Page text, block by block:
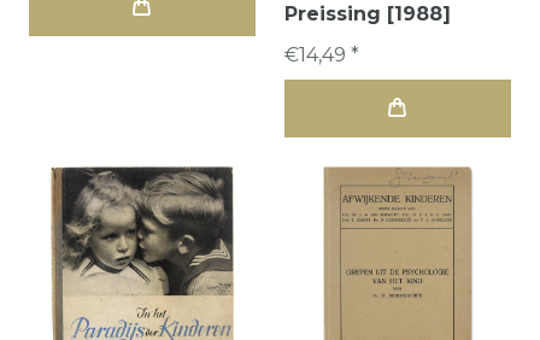
Preissing [1988]
€14,49 *